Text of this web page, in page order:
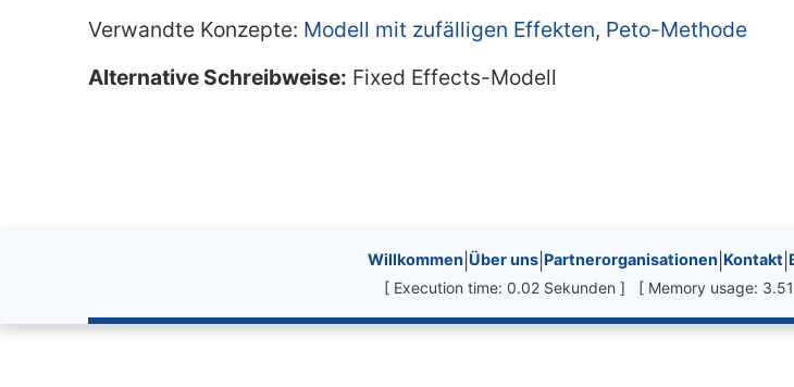
Verwandte Konzepte: Modell mit zufälligen Effekten, Peto-Methode
Alternative Schreibweise: Fixed Effects-Modell
Site information, links, etc.
Willkommen Über uns Partnerorganisationen Kontakt
[ Execution time: 0.02 Sekunden ] [ Memory usage: